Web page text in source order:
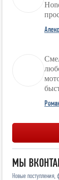
МЫ
Новые